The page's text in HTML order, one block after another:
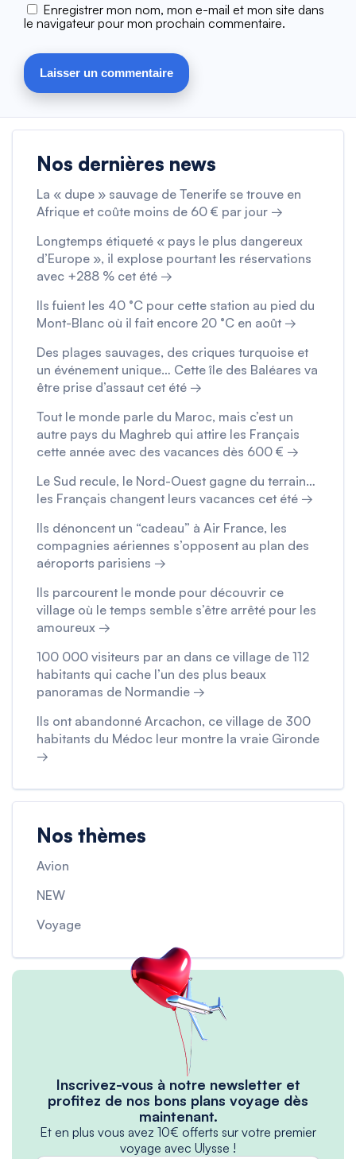
Enregistrer mon nom, mon e-mail et mon site dans
le navigateur pour mon prochain commentaire.
Nos dernières news
La « dupe » sauvage de Tenerife se trouve en
Afrique et coûte moins de 60 € par jour →
Longtemps étiqueté « pays le plus dangereux
d’Europe », il explose pourtant les réservations
avec +288 % cet été →
Ils fuient les 40 °C pour cette station au pied du
Mont-Blanc où il fait encore 20 °C en août →
Des plages sauvages, des criques turquoise et
un événement unique… Cette île des Baléares va
être prise d’assaut cet été →
Tout le monde parle du Maroc, mais c’est un
autre pays du Maghreb qui attire les Français
cette année avec des vacances dès 600 € →
Le Sud recule, le Nord-Ouest gagne du terrain…
les Français changent leurs vacances cet été →
Ils dénoncent un “cadeau” à Air France, les
compagnies aériennes s’opposent au plan des
aéroports parisiens →
Ils parcourent le monde pour découvrir ce
village où le temps semble s’être arrêté pour les
amoureux →
100 000 visiteurs par an dans ce village de 112
habitants qui cache l’un des plus beaux
panoramas de Normandie →
Ils ont abandonné Arcachon, ce village de 300
habitants du Médoc leur montre la vraie Gironde
→
Nos thèmes
Avion
NEW
Voyage
Inscrivez-vous à notre newsletter et
profitez de nos bons plans voyage dès
maintenant.
Et en plus vous avez 10€ offerts sur votre premier
voyage avec Ulysse !